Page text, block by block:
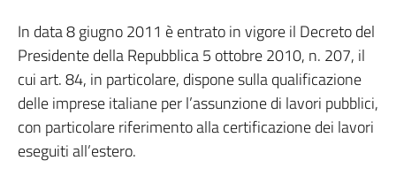
In data 8 giugno 2011 è entrato in vigore il Decreto del
Presidente della Repubblica 5 ottobre 2010, n. 207, il
cui art. 84, in particolare, dispone sulla qualificazione
delle imprese italiane per l’assunzione di lavori pubblici,
con particolare riferimento alla certificazione dei lavori
eseguiti all’estero.